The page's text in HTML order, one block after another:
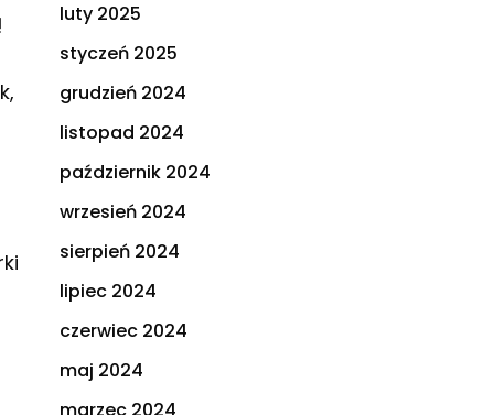
luty 2025
styczeń 2025
grudzień 2024
listopad 2024
październik 2024
wrzesień 2024
sierpień 2024
lipiec 2024
czerwiec 2024
maj 2024